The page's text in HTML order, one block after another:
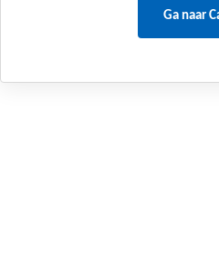
Ga naar